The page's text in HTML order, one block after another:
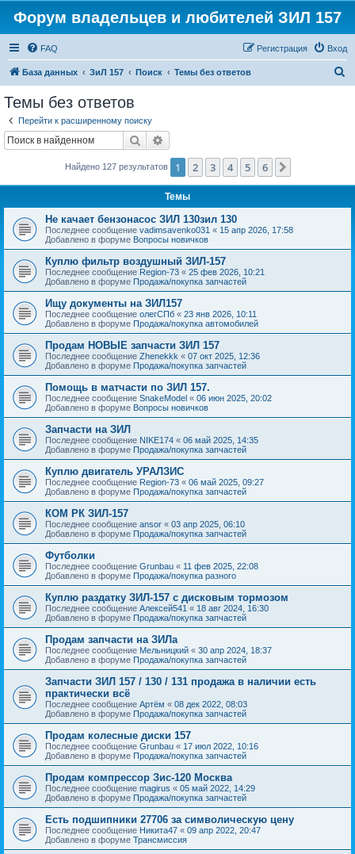
Форум владельцев и любителей ЗИЛ 157
FAQ Вход
Регистрация
База данных ЗиЛ 157 Поиск Темы без ответов
Темы без ответов
Перейти к расширенному поиску
Поиск
Найдено 127 результатов 1 2 3 4 5 6
Темы
Не качает бензонасос ЗИЛ 130зил 130
Последнее сообщение vadimsavenko031 « 15 апр 2026, 17:58
Добавлено в форуме Вопросы новичков
Куплю фильтр воздушный ЗИЛ-157
Последнее сообщение Region-73 « 25 фев 2026, 10:21
Добавлено в форуме Продажа/покупка запчастей
Ищу документы на ЗИЛ157
Последнее сообщение олегСПб « 23 янв 2026, 10:11
Добавлено в форуме Продажа/покупка автомобилей
Продам НОВЫЕ запчасти ЗИЛ 157
Последнее сообщение Zhenekkk « 07 окт 2025, 12:36
Добавлено в форуме Продажа/покупка запчастей
Помощь в матчасти по ЗИЛ 157.
Последнее сообщение SnakeModel « 06 июн 2025, 20:02
Добавлено в форуме Вопросы новичков
Запчасти на ЗИЛ
Последнее сообщение NIKE174 « 06 май 2025, 14:35
Добавлено в форуме Продажа/покупка запчастей
Куплю двигатель УРАЛЗИС
Последнее сообщение Region-73 « 06 май 2025, 09:27
Добавлено в форуме Продажа/покупка запчастей
КОМ РК ЗИЛ-157
Последнее сообщение ansor « 03 апр 2025, 06:10
Добавлено в форуме Продажа/покупка запчастей
Футболки
Последнее сообщение Grunbau « 11 фев 2025, 22:08
Добавлено в форуме Продажа/покупка разного
Куплю раздатку ЗИЛ-157 с дисковым тормозом
Последнее сообщение Алексей541 « 18 авг 2024, 16:30
Добавлено в форуме Продажа/покупка запчастей
Продам запчасти на ЗИЛа
Последнее сообщение Мельницкий « 30 апр 2024, 18:37
Добавлено в форуме Продажа/покупка запчастей
Запчасти ЗИЛ 157 / 130 / 131 продажа в наличии есть
практически всё
Последнее сообщение Артём « 08 дек 2022, 08:03
Добавлено в форуме Продажа/покупка запчастей
Продам колесные диски 157
Последнее сообщение Grunbau « 17 июл 2022, 10:16
Добавлено в форуме Продажа/покупка запчастей
Продам компрессор Зис-120 Москва
Последнее сообщение magirus « 05 май 2022, 14:29
Добавлено в форуме Продажа/покупка запчастей
Есть подшипники 27706 за символическую цену
Последнее сообщение Никита47 « 09 апр 2022, 20:47
Добавлено в форуме Трансмиссия